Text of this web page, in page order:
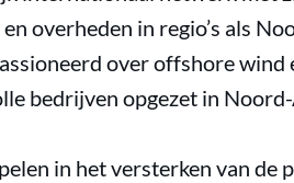
overheden in regio’s als
over offshore
bedrijven opgezet in
in het versterken van de